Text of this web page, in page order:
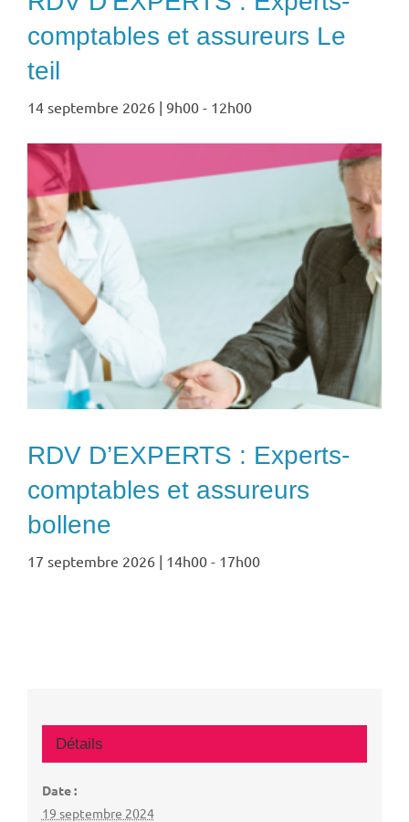
comptables et assureurs Le
teil
14 septembre 2026 | 9h00 - 12h00
RDV D’EXPERTS : Experts-
comptables et assureurs
bollene
17 septembre 2026 | 14h00 - 17h00
Détails
Date :
19 septembre 2024